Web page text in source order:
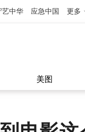
艺中华 应急中国 更多
美图